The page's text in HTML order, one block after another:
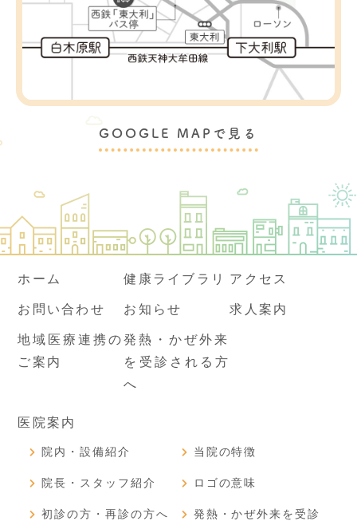
GOOGLE MAPで見る
ホーム 健康ライブラリ アクセス
お問い合わせ お知らせ 求人案内
地域医療連携の
ご案内
発熱・かぜ外来
を受診される方
へ
医院案内
院内・設備紹介 当院の特徴
院長・スタッフ紹介 ロゴの意味
初診の方・再診の方へ
発熱・かぜ外来を受診